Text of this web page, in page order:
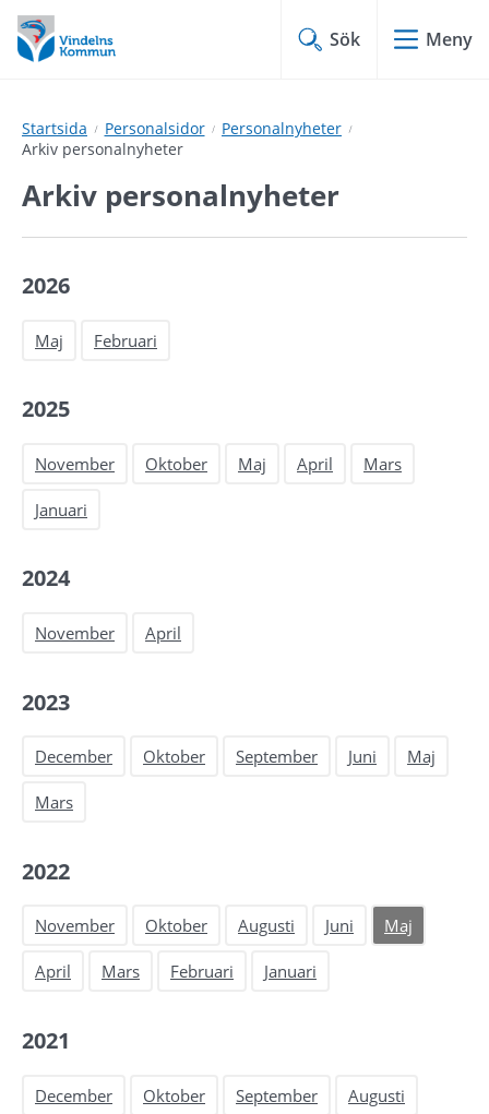
Hoppa
till
innehåll
Hoppa
till
undermeny
Sök Meny
Startsida Personalsidor
Personalnyheter
Arkiv personalnyheter
Arkiv personalnyheter
2026
Maj Februari
2025
November Oktober Maj April Mars
Januari
2024
November April
2023
December Oktober September Juni Maj
Mars
2022
November Oktober Augusti Juni Maj
April Mars Februari Januari
2021
December Oktober September Augusti